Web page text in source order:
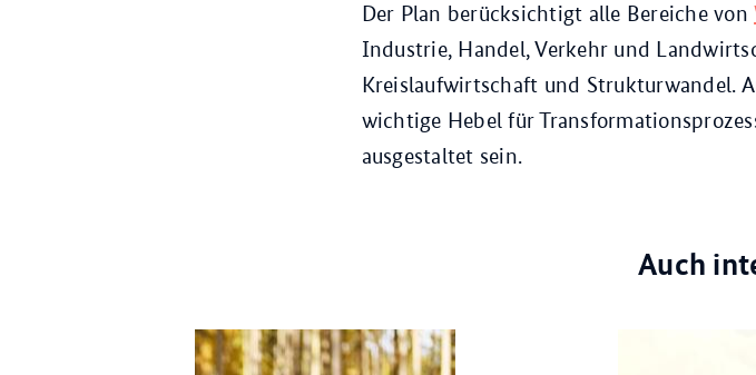
Der Plan berücksichtigt alle Bereiche von
Industrie, Handel, Verkehr und
Kreislaufwirtschaft und Strukturwandel.
wichtige Hebel für
ausgestaltet sein.
Auch